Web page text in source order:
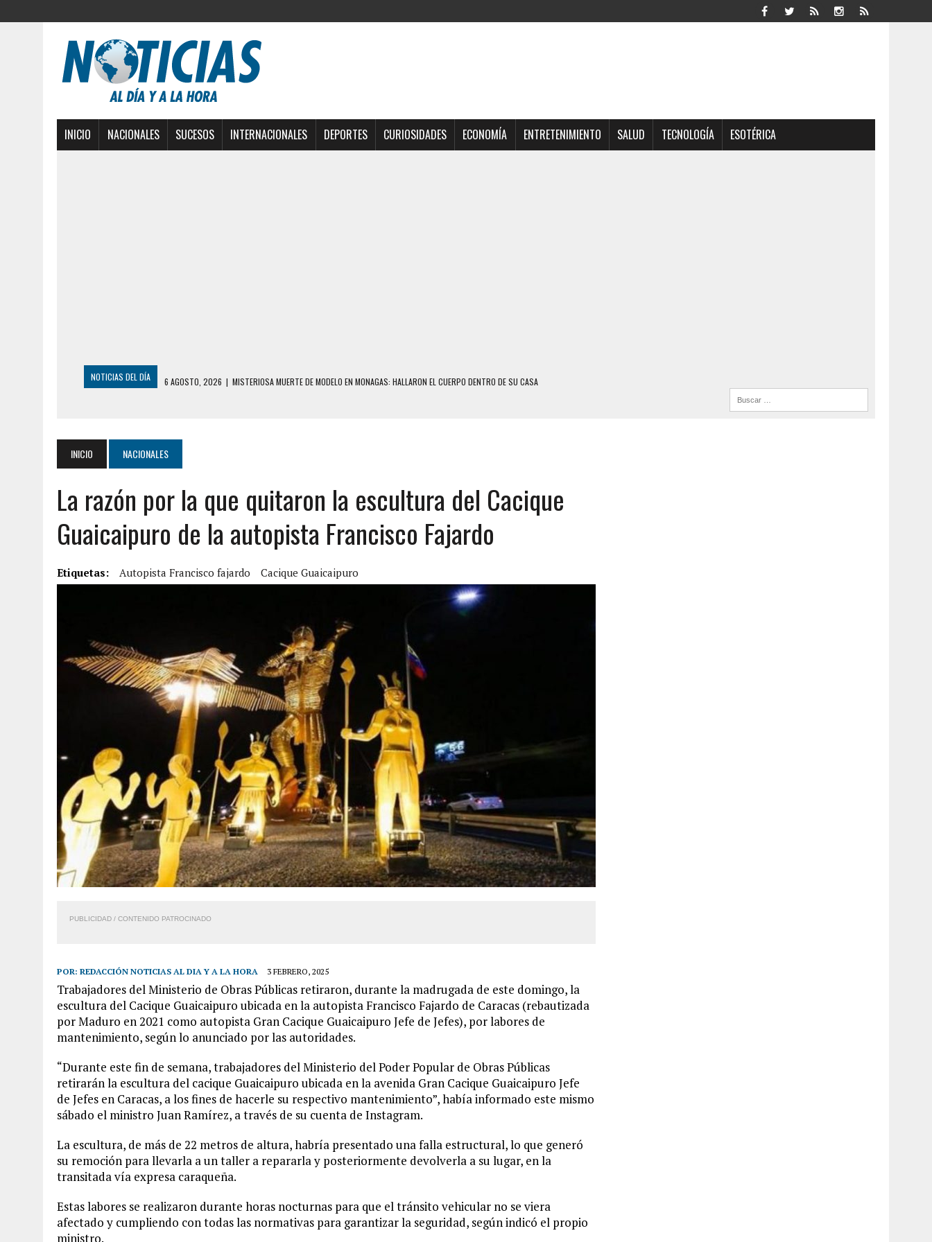
INICIO NACIONALES SUCESOS INTERNACIONALES DEPORTES CURIOSIDADES ECONOMÍA ENTRETENIMIENTO SALUD TECNOLOGÍA ESOTÉRICA
NOTICIAS DEL DÍA 6 AGOSTO, 2026 | MISTERIOSA MUERTE DE MODELO EN MONAGAS: HALLARON EL CUERPO DENTRO DE SU CASA
5 AGOSTO, 2026 | HORROR EN BARINAS: UN HOMBRE INDUJO AL SUICIDIO A UNA ADOLESCENTE DE 13 AÑOS TRAS ABUSAR DE ELLA
3 AGOSTO, 2026
LA INCREÍBLE FORMA EN LA QUE SOBREVIVIÓ UN HOMBRE Y SU FAMILIA TRAS LOS TERREMOTOS: CAYERON DESDE EL PISO NUEVE DEL
EDIFICIO PETUNIA
7 AGOSTO, 2026
FUGA DE GAS GENERÓ EXPLOSIÓN EN LOCAL COMERCIAL DE CHACAO
7 AGOSTO, 2026 | YARACUY: ASESINARON DOS HOMBRES EL MISMO DÍA EN SECTORES VECINOS
LOCALIZARON CUERPO DE ‘LA SEÑORA DE LAS UÑAS BONITAS’ 42 DÍAS DESPUÉS DE LOS TERREMOTOS EN LA GUAIRA
INICIO NACIONALES
La razón por la que quitaron la escultura del Cacique
Guaicaipuro de la autopista Francisco Fajardo
Etiquetas: Autopista Francisco fajardo Cacique Guaicaipuro
PUBLICIDAD / CONTENIDO PATROCINADO
POR: REDACCIÓN NOTICIAS AL DIA Y A LA HORA 3 FEBRERO, 2025
Trabajadores del Ministerio de Obras Públicas retiraron, durante la madrugada de este domingo, la
escultura del Cacique Guaicaipuro ubicada en la autopista Francisco Fajardo de Caracas (rebautizada
por Maduro en 2021 como autopista Gran Cacique Guaicaipuro Jefe de Jefes), por labores de
mantenimiento, según lo anunciado por las autoridades.
“Durante este fin de semana, trabajadores del Ministerio del Poder Popular de Obras Públicas
retirarán la escultura del cacique Guaicaipuro ubicada en la avenida Gran Cacique Guaicaipuro Jefe
de Jefes en Caracas, a los fines de hacerle su respectivo mantenimiento”, había informado este mismo
sábado el ministro Juan Ramírez, a través de su cuenta de Instagram.
La escultura, de más de 22 metros de altura, habría presentado una falla estructural, lo que generó
su remoción para llevarla a un taller a repararla y posteriormente devolverla a su lugar, en la
transitada vía expresa caraqueña.
Estas labores se realizaron durante horas nocturnas para que el tránsito vehicular no se viera
afectado y cumpliendo con todas las normativas para garantizar la seguridad, según indicó el propio
ministro.